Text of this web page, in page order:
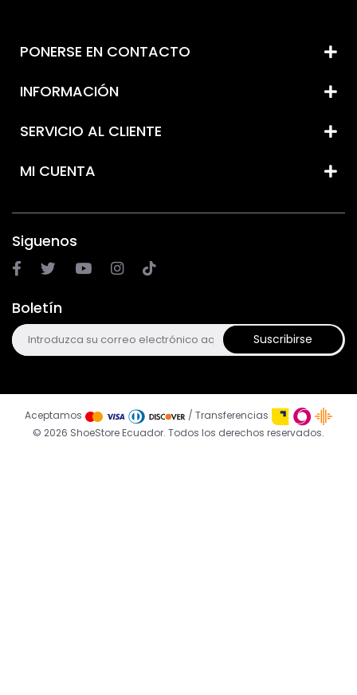
PONERSE EN CONTACTO
INFORMACIÓN
SERVICIO AL CLIENTE
MI CUENTA
Siguenos
Boletín
Suscribirse
© 2026 ShoeStore Ecuador. Todos los derechos reservados.
Aceptamos / Transferencias